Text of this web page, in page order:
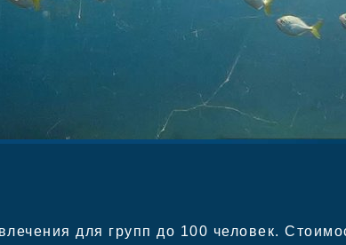
для групп до 100 человек.